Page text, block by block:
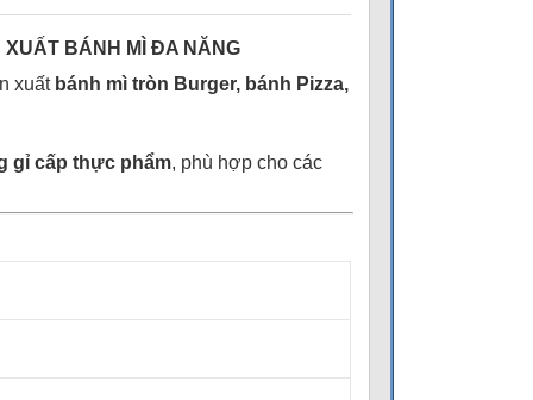
BÁNH MÌ ĐA NĂNG
xuất bánh mì tròn Burger, bánh Pizza,
gỉ cấp thực phẩm, phù hợp cho các